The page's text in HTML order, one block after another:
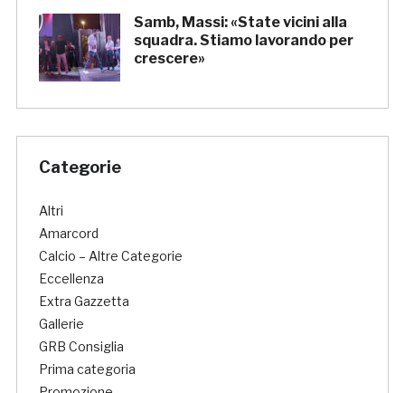
Samb, Massi: «State vicini alla
squadra. Stiamo lavorando per
crescere»
Categorie
Altri
Amarcord
Calcio – Altre Categorie
Eccellenza
Extra Gazzetta
Gallerie
GRB Consiglia
Prima categoria